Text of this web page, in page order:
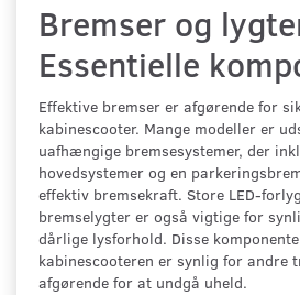
Bremser og
Essentielle
Effektive bremser er afgørende for
kabinescooter. Mange modeller er
uafhængige bremsesystemer, der
hovedsystemer og en
effektiv bremsekraft. Store LED-
bremselygter er også vigtige for
dårlige lysforhold. Disse
kabinescooteren er synlig for andre
afgørende for at undgå uheld.